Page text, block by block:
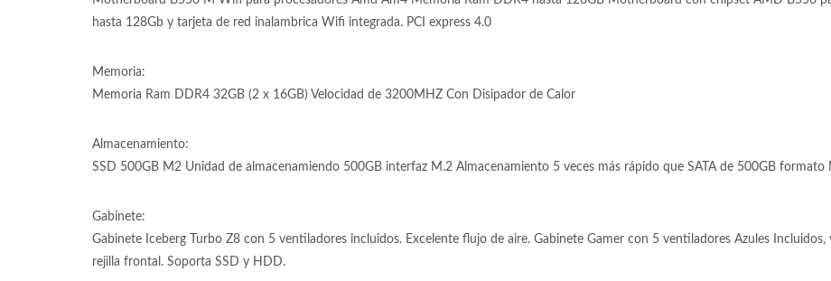
hasta 128Gb y tarjeta de red inalambrica Wifi integrada. PCI express 4.0
Memoria:
Memoria Ram DDR4 32GB (2 x 16GB) Velocidad de 3200MHZ Con Disipador de Calor
Almacenamiento:
SSD 500GB M2 Unidad de almacenamiendo 500GB interfaz M.2 Almacenamiento 5 veces más rápido que SATA de 500GB formato
Gabinete:
Gabinete Iceberg Turbo Z8 con 5 ventiladores incluidos. Excelente flujo de aire. Gabinete Gamer con 5 ventiladores Azules
rejilla frontal. Soporta SSD y HDD.